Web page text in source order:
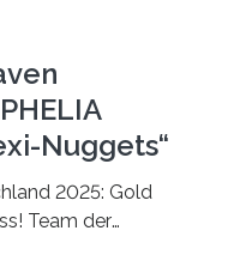
Nuggets“
2025: Gold
Team der